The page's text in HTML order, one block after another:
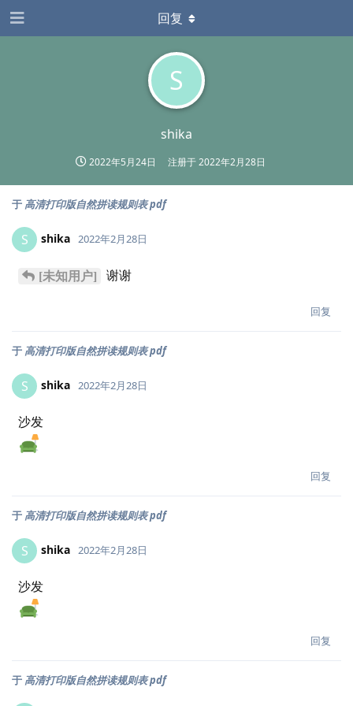
S
shika
2022年5月24日 注册于2022年2月28日
回复
于 高清打印版自然拼读规则表 pdf
S shika 2022年2月28日
[未知用户] 谢谢
回复
于 高清打印版自然拼读规则表 pdf
S shika 2022年2月28日
沙发
回复
于 高清打印版自然拼读规则表 pdf
S shika 2022年2月28日
沙发
回复
于 高清打印版自然拼读规则表 pdf